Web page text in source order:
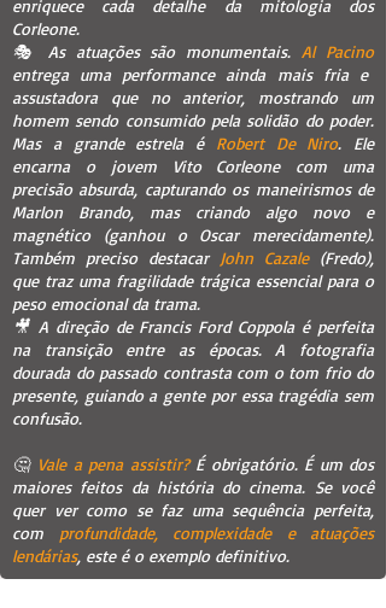
enriquece cada detalhe da mitologia dos
Corleone.
🎭 As atuações são monumentais.Al Pacino
entrega uma performance ainda mais fria e
assustadora que no anterior, mostrando um
homem sendo consumido pela solidão do poder.
Mas a grande estrela é Robert De Niro. Ele
encarna o jovem Vito Corleone com uma
precisão absurda, capturando os maneirismos de
Marlon Brando, mas criando algo novo e
magnético (ganhou o Oscar merecidamente).
Também preciso destacar John Cazale(Fredo),
que traz uma fragilidade trágica essencial para o
peso emocional da trama.
🎥 A direção de Francis Ford Coppola é perfeita
na transição entre as épocas. A fotografia
dourada do passado contrasta com o tom frio do
presente, guiando a gente por essa tragédia sem
confusão.
🤔 Vale a pena assistir?É obrigatório. É um dos
maiores feitos da história do cinema. Se você
quer ver como se faz uma sequência perfeita,
com profundidade, complexidade e atuações
lendárias, este é o exemplo definitivo.